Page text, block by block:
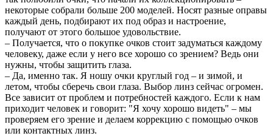
некоторые собрали больше 200 моделей. Носят разные оправы
каждый день, подбирают их под образ и настроение,
получают от этого большое удовольствие.
– Получается, что о покупке очков стоит задуматься каждому
человеку, даже если у него все хорошо со зрением? Ведь они
нужны, чтобы защитить глаза.
– Да, именно так. Я ношу очки круглый год – и зимой, и
летом, чтобы сберечь свои глаза. Выбор линз сейчас огромен.
Все зависит от проблем и потребностей каждого. Если к нам
приходит человек и говорит: "Я хочу хорошо видеть" – мы
проверяем его зрение и делаем коррекцию с помощью очков
или контактных линз.